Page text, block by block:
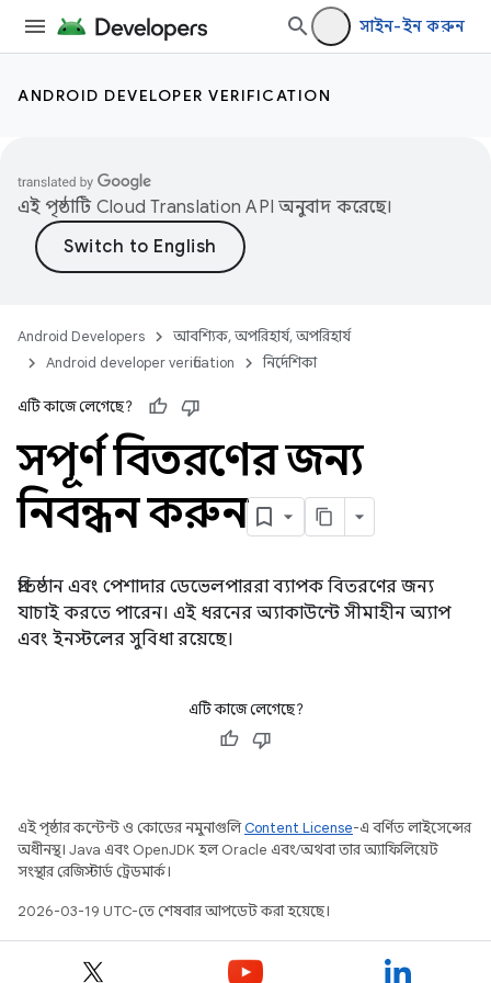
সাইন-ইন করুন
ANDROID DEVELOPER VERIFICATION
এই পৃষ্ঠাটি Cloud Translation API অনুবাদ করেছে।
Android Developers
আবশ্যিক, অপরিহার্য, অপরিহার্য
Android developer verification
নির্দেশিকা
এটি কাজে লেগেছে?
সম্পূর্ণ বিতরণের জন্য
নিবন্ধন করুন
প্রতিষ্ঠান এবং পেশাদার ডেভেলপাররা ব্যাপক বিতরণের জন্য
যাচাই করতে পারেন। এই ধরনের অ্যাকাউন্টে সীমাহীন অ্যাপ
এবং ইনস্টলের সুবিধা রয়েছে।
এটি কাজে লেগেছে?
এই পৃষ্ঠার কন্টেন্ট ও কোডের নমুনাগুলিContent License-এ বর্ণিত লাইসেন্সের
অধীনস্থ। Java এবং OpenJDK হল Oracle এবং/অথবা তার অ্যাফিলিয়েট
সংস্থার রেজিস্টার্ড ট্রেডমার্ক।
2026-03-19 UTC-তে শেষবার আপডেট করা হয়েছে।